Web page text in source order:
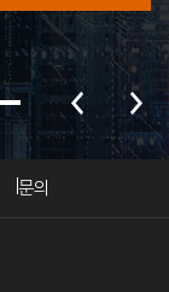
문의